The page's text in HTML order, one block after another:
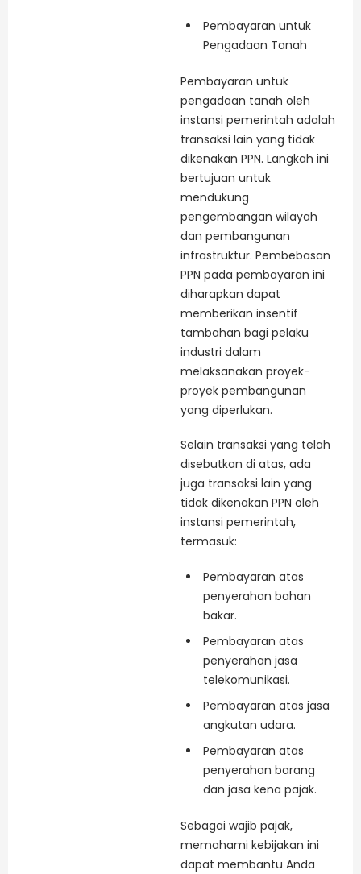
Pembayaran untuk
Pengadaan Tanah
Pembayaran untuk
pengadaan tanah oleh
instansi pemerintah adalah
transaksi lain yang tidak
dikenakan PPN. Langkah ini
bertujuan untuk
mendukung
pengembangan wilayah
dan pembangunan
infrastruktur. Pembebasan
PPN pada pembayaran ini
diharapkan dapat
memberikan insentif
tambahan bagi pelaku
industri dalam
melaksanakan proyek-
proyek pembangunan
yang diperlukan.
Selain transaksi yang telah
disebutkan di atas, ada
juga transaksi lain yang
tidak dikenakan PPN oleh
instansi pemerintah,
termasuk:
Pembayaran atas
penyerahan bahan
bakar.
Pembayaran atas
penyerahan jasa
telekomunikasi.
Pembayaran atas jasa
angkutan udara.
Pembayaran atas
penyerahan barang
dan jasa kena pajak.
Sebagai wajib pajak,
memahami kebijakan ini
dapat membantu Anda